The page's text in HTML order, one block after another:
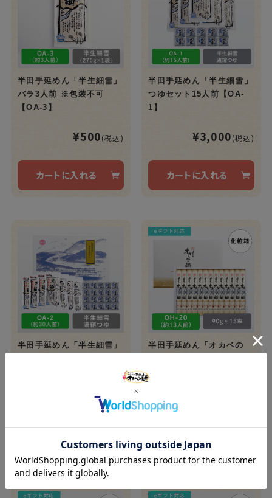
半田手延めん「半生細雪」
バラ3人前 ※包装不可
【OA-3】
¥500(税込)
カートに入れる
半田手延めん「半生細雪」
つゆセット15人前【OA-
1】
¥3,000(税込)
カートに入れる
半田手延めん「半生細雪」
¥5,500(税込)
カートに入れる
半田手延めん「オカベの
カートに入れる